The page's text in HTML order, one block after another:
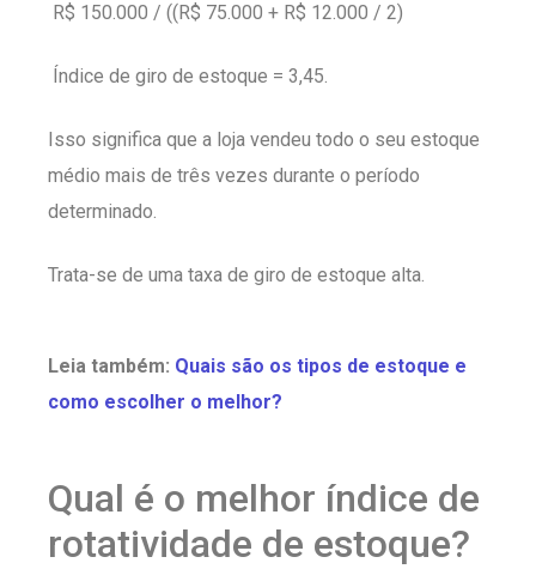
R$ 150.000 / ((R$ 75.000 + R$ 12.000 / 2)
Índice de giro de estoque = 3,45.
Isso significa que a loja vendeu todo o seu estoque
médio mais de três vezes durante o período
determinado.
Trata-se de uma taxa de giro de estoque alta.
Leia também: Quais são os tipos de estoque e
como escolher o melhor?
Qual é o melhor índice de
rotatividade de estoque?